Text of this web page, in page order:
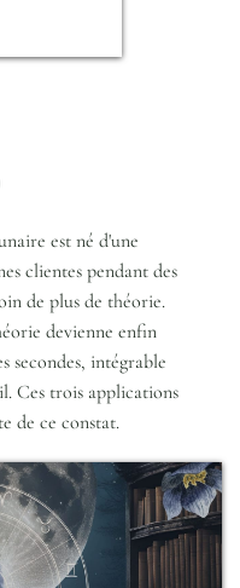
est né d'une
clientes pendant des
de plus de théorie.
devienne enfin
secondes, intégrable
Ces trois applications
de ce constat.